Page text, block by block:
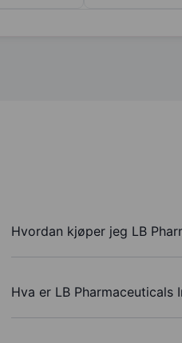
Hvordan kjøper jeg LB
Hva er LB